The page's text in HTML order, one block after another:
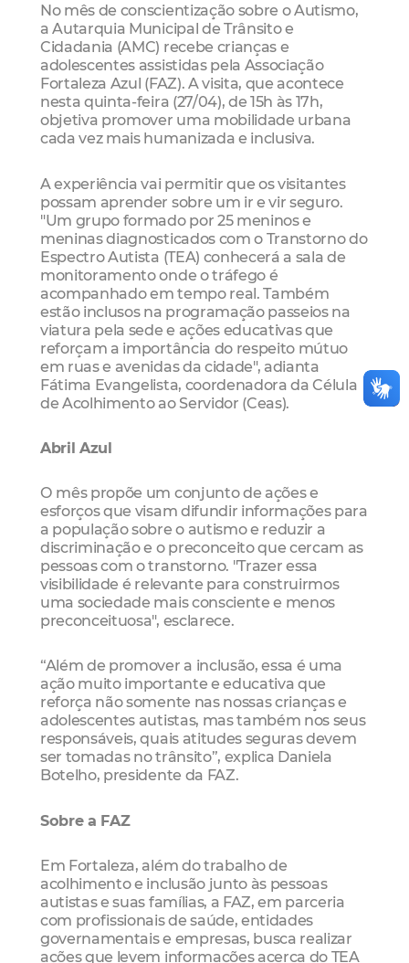
No mês de conscientização sobre o Autismo,
a Autarquia Municipal de Trânsito e
Cidadania (AMC) recebe crianças e
adolescentes assistidas pela Associação
Fortaleza Azul (FAZ). A visita, que acontece
nesta quinta-feira (27/04), de 15h às 17h,
objetiva promover uma mobilidade urbana
cada vez mais humanizada e inclusiva.
A experiência vai permitir que os visitantes
possam aprender sobre um ir e vir seguro.
"Um grupo formado por 25 meninos e
meninas diagnosticados com o Transtorno do
Espectro Autista (TEA) conhecerá a sala de
monitoramento onde o tráfego é
acompanhado em tempo real. Também
estão inclusos na programação passeios na
viatura pela sede e ações educativas que
reforçam a importância do respeito mútuo
em ruas e avenidas da cidade", adianta
Fátima Evangelista, coordenadora da Célula
de Acolhimento ao Servidor (Ceas).
Abril Azul
O mês propõe um conjunto de ações e
esforços que visam difundir informações para
a população sobre o autismo e reduzir a
discriminação e o preconceito que cercam as
pessoas com o transtorno. "Trazer essa
visibilidade é relevante para construirmos
uma sociedade mais consciente e menos
preconceituosa", esclarece.
“Além de promover a inclusão, essa é uma
ação muito importante e educativa que
reforça não somente nas nossas crianças e
adolescentes autistas, mas também nos seus
responsáveis, quais atitudes seguras devem
ser tomadas no trânsito”, explica Daniela
Botelho, presidente da FAZ.
Sobre a FAZ
Em Fortaleza, além do trabalho de
acolhimento e inclusão junto às pessoas
autistas e suas famílias, a FAZ, em parceria
com profissionais de saúde, entidades
governamentais e empresas, busca realizar
ações que levem informações acerca do TEA